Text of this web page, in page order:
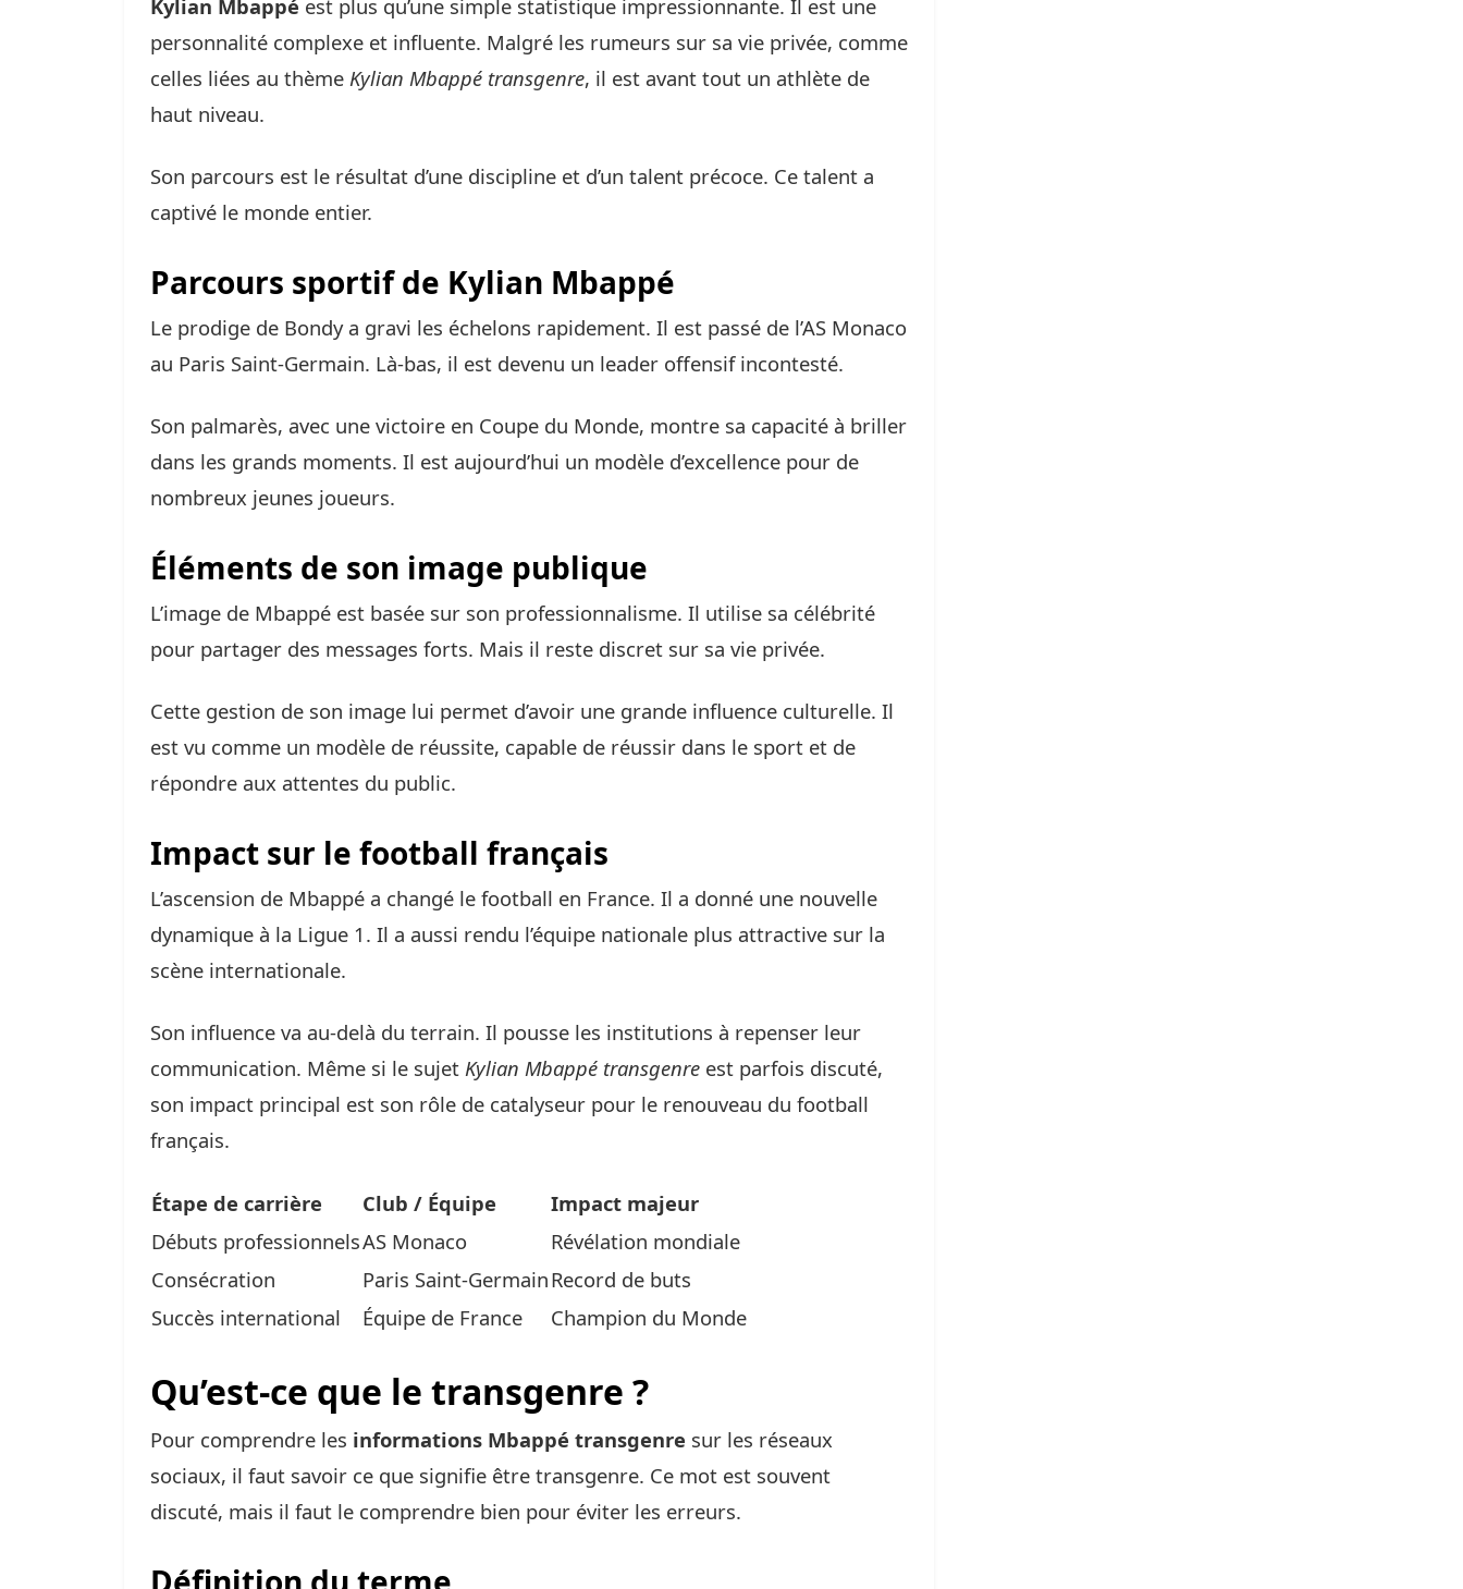
Kylian Mbappé est plus qu’une simple statistique impressionnante. Il est une
personnalité complexe et influente. Malgré les rumeurs sur sa vie privée, comme
celles liées au thème Kylian Mbappé transgenre, il est avant tout un athlète de
haut niveau.
Son parcours est le résultat d’une discipline et d’un talent précoce. Ce talent a
captivé le monde entier.
Parcours sportif de Kylian Mbappé
Le prodige de Bondy a gravi les échelons rapidement. Il est passé de l’AS Monaco
au Paris Saint-Germain. Là-bas, il est devenu un leader offensif incontesté.
Son palmarès, avec une victoire en Coupe du Monde, montre sa capacité à briller
dans les grands moments. Il est aujourd’hui un modèle d’excellence pour de
nombreux jeunes joueurs.
Éléments de son image publique
L’image de Mbappé est basée sur son professionnalisme. Il utilise sa célébrité
pour partager des messages forts. Mais il reste discret sur sa vie privée.
Cette gestion de son image lui permet d’avoir une grande influence culturelle. Il
est vu comme un modèle de réussite, capable de réussir dans le sport et de
répondre aux attentes du public.
Impact sur le football français
L’ascension de Mbappé a changé le football en France. Il a donné une nouvelle
dynamique à la Ligue 1. Il a aussi rendu l’équipe nationale plus attractive sur la
scène internationale.
Son influence va au-delà du terrain. Il pousse les institutions à repenser leur
communication. Même si le sujet Kylian Mbappé transgenre est parfois discuté,
son impact principal est son rôle de catalyseur pour le renouveau du football
français.
Étape de carrière Club / Équipe
Impact majeur
Débuts professionnelsAS Monaco
Révélation mondiale
Consécration
Paris Saint-GermainRecord de buts
Succès international
Équipe de France Champion du Monde
Qu’est-ce que le transgenre ?
Pour comprendre les informations Mbappé transgenre sur les réseaux
sociaux, il faut savoir ce que signifie être transgenre. Ce mot est souvent
discuté, mais il faut le comprendre bien pour éviter les erreurs.